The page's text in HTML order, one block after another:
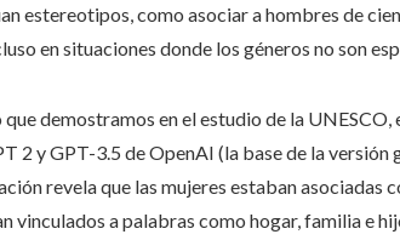
estereotipos, como asociar a hombres de
en situaciones donde los géneros no son
demostramos en el estudio de la
2 y GPT-3.5 de OpenAI (la base de la
revela que las mujeres estaban asociadas
vinculados a palabras como hogar, familia e